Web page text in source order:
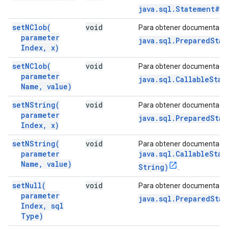
setNClob(
parameter
Index, x)
void Para obtener
setNClob(
parameter
Name , value)
void Para obtener
setNString(
parameter
Index, x)
void Para obtener
setNString(
parameter
Name , value)
void Para obtener
String)
setNull(
parameter
Index, sql
Type)
void Para obtener